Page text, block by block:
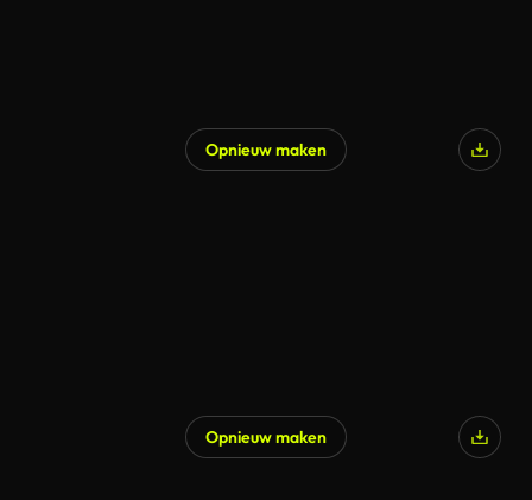
Opnieuw maken
Opnieuw maken